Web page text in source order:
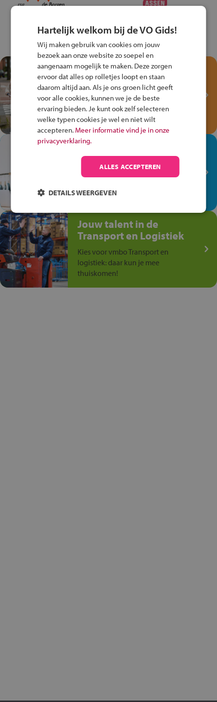
Test je kennis met het
Fiets Veilig
Verkeersspel!
Speel het Fiets Veilig Verkeersspel
en win een Cortina-fiets!
In de winkel ben je op je
plek!
Ontdek via het vmbo jouw talent
anders is!
Jouw talent in de
Transport en Logistiek
Kies voor vmbo Transport en
logistiek: daar kun je mee
thuiskomen!
Hartelijk welkom bij de VO Gids!
Wij maken gebruik van cookies om jouw
bezoek aan onze website zo soepel en
aangenaam mogelijk te maken. Deze zorgen
ervoor dat alles op rolletjes loopt en staan
daarom altijd aan. Als je ons groen licht geeft
voor alle cookies, kunnen we je de beste
ervaring bieden. Je kunt ook zelf selecteren
welke typen cookies je wel en niet wilt
accepteren. Meer informatie vind je in onze
privacyverklaring.
ALLES ACCEPTEREN
DETAILS WEERGEVEN